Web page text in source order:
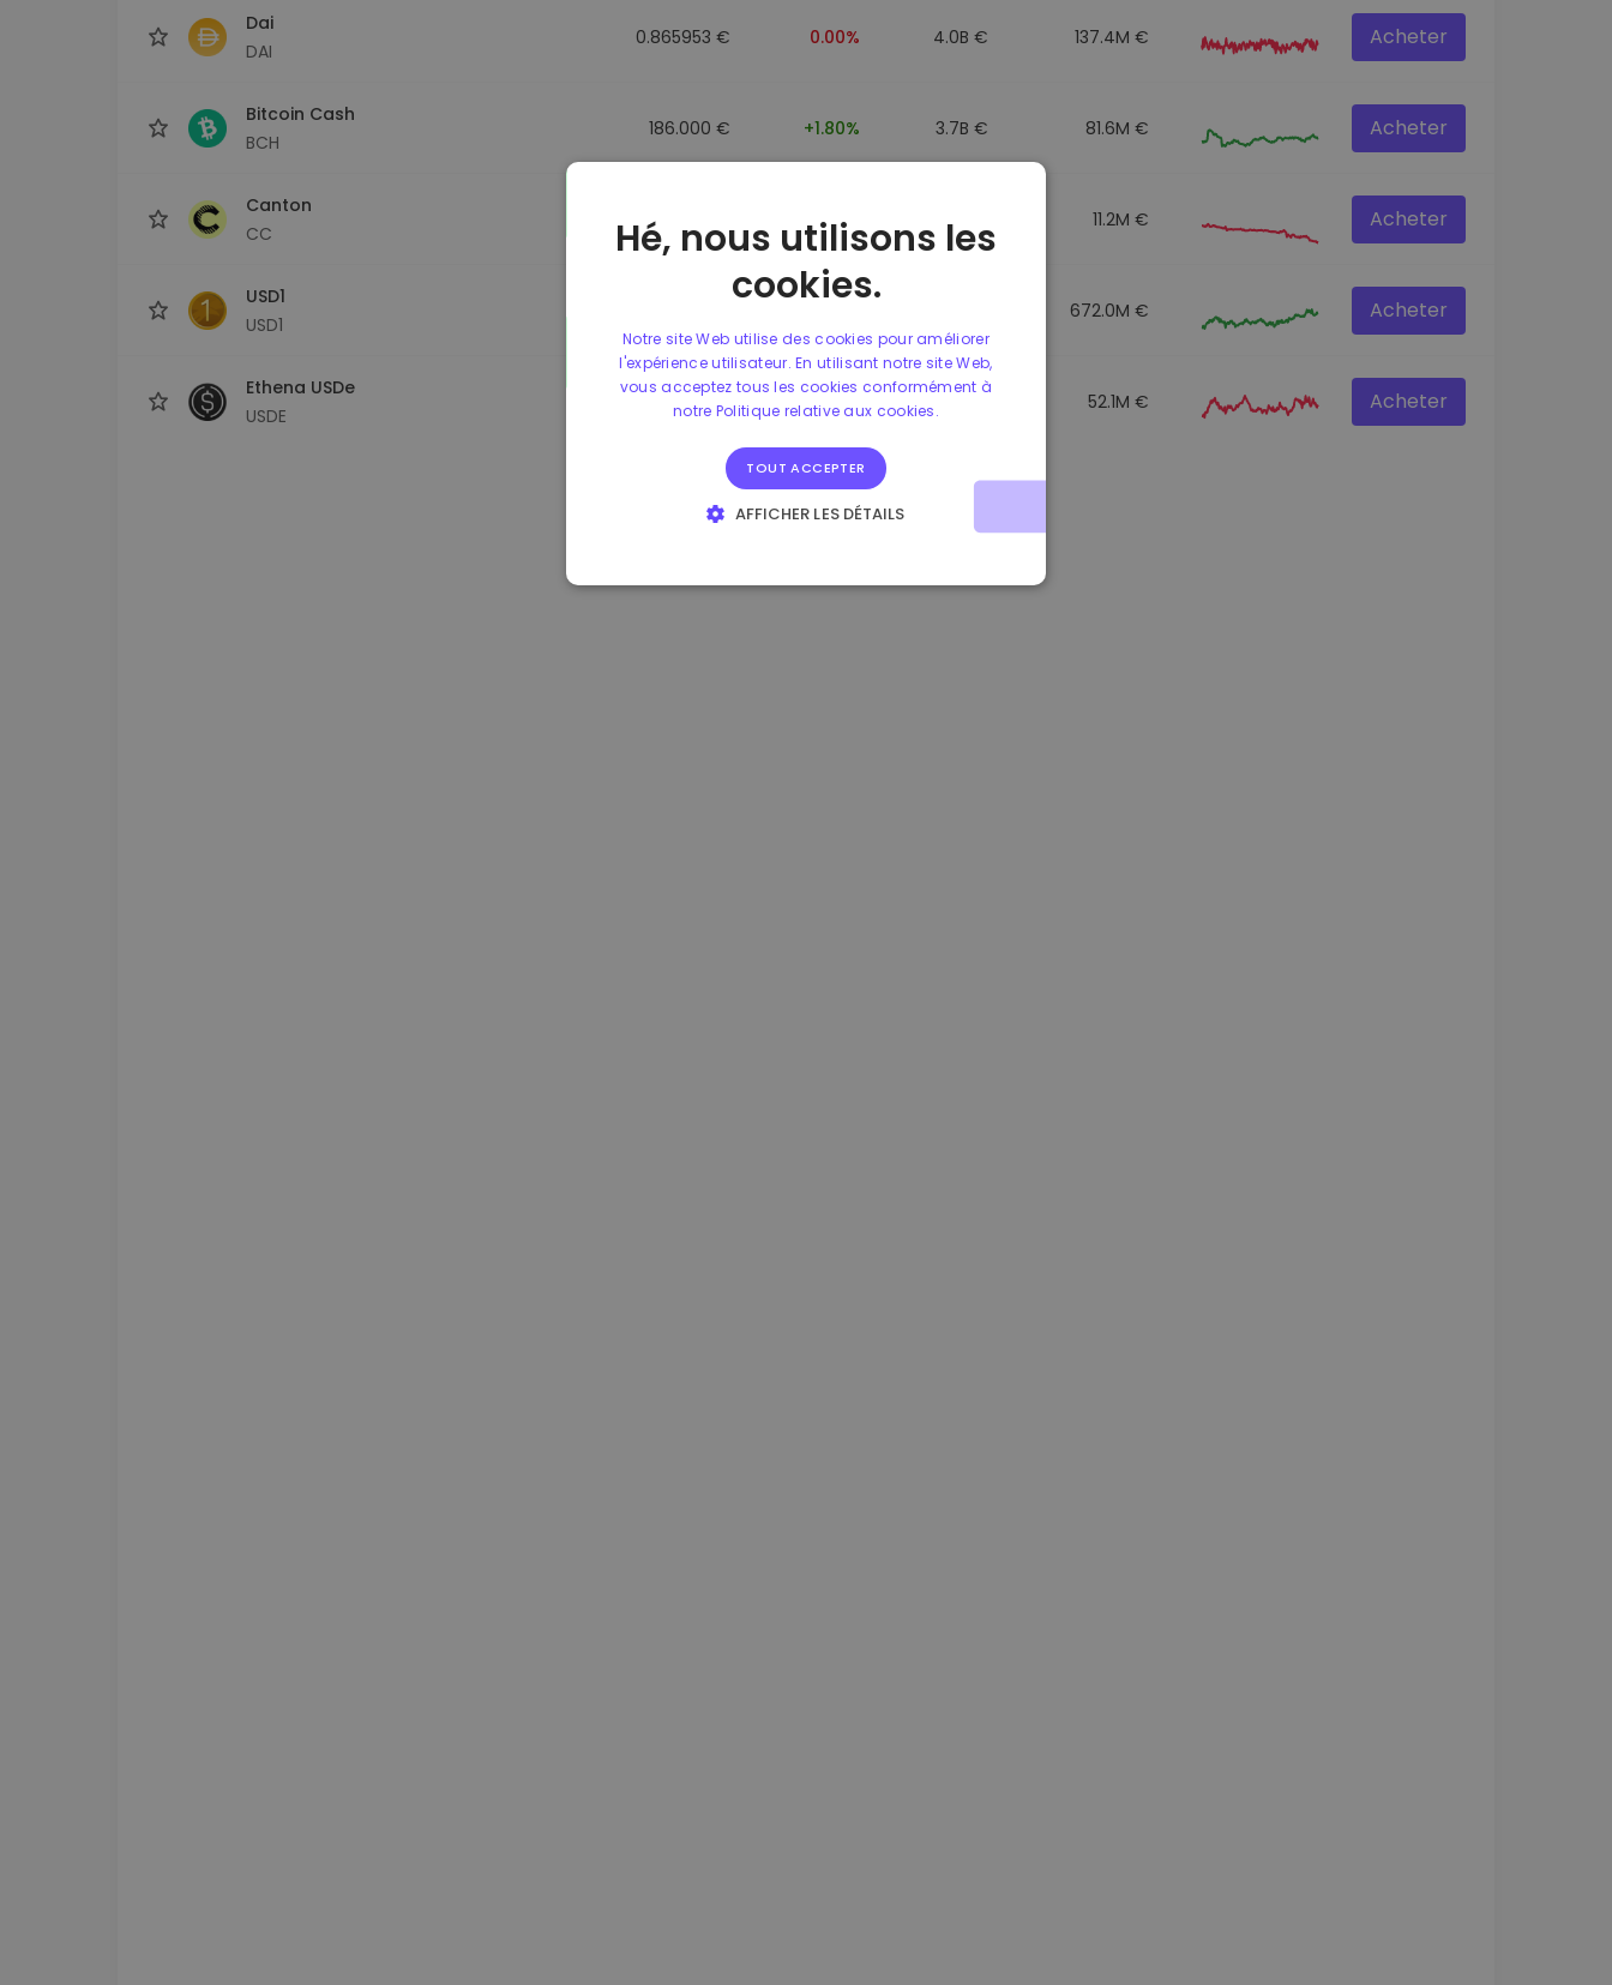
Dai
DAI
0.865953 € 0.00% 4.0B € 137.4M € Acheter
Bitcoin Cash
BCH
186.000 € +1.80% 3.7B € 81.6M € Acheter
Canton
CC
0.088043000 € -6.40% 3.5B € 11.2M € Acheter
USD1
USD1
672.0M € Acheter
Ethena USDe
USDE
0.865660 € 0.00% 52.1M € Acheter
Hé, nous utilisons les
cookies.
Notre site Web utilise des cookies pour améliorer
l'expérience utilisateur. En utilisant notre site Web,
vous acceptez tous les cookies conformément à
notre Politique relative aux cookies.
TOUT ACCEPTER
AFFICHER LES DÉTAILS